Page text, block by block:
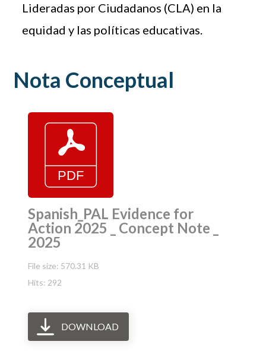
Lideradas por Ciudadanos (CLA) en la
equidad y las políticas educativas.
Nota Conceptual
Spanish_PAL Evidence for
Action 2025 _ Concept Note _
2025
File size: 570.31 KB
Hits: 292
DOWNLOAD